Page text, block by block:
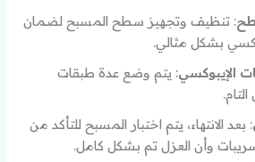
: تنظيف وتجهيز سطح المسبح لضمان
بشكل مثالي.
الإيبوكسي: يتم وضع عدة طبقات
: بعد الانتهاء، يتم اختبار المسبح للتأكد من
وأن العزل تم بشكل كامل.